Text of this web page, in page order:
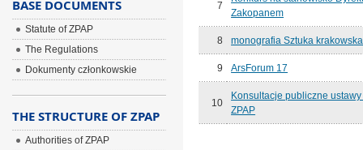
7
Zakopanem
8 monografia Sztuka
9 ArsForum 17
10
Konsultacje publiczne
ZPAP
BASE DOCUMENTS
Statute of ZPAP
The Regulations
Dokumenty członkowskie
THE STRUCTURE OF ZPAP
Authorities of ZPAP